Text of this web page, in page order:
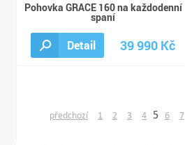
Pohovka GRACE 160 na každodenní
spaní
Detail 39 990 Kč
předchozí 1 2 3 4 5 6 7